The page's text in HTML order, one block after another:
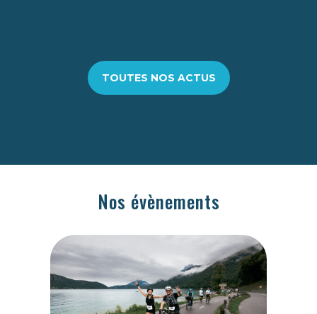
TOUTES NOS ACTUS
Nos évènements